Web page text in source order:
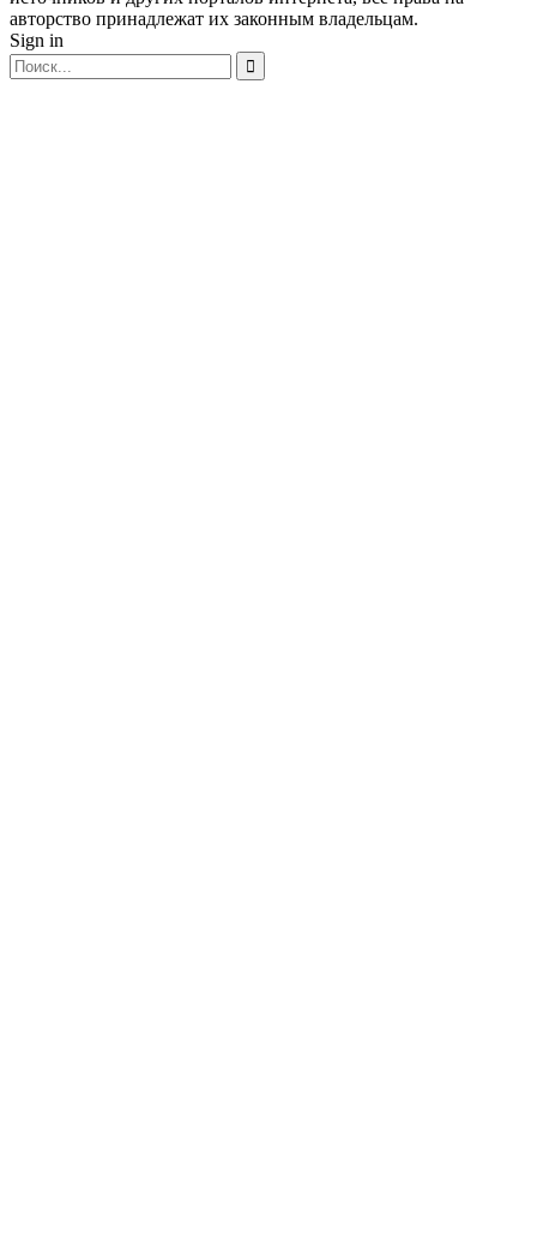
авторство принадлежат их законным владельцам.
Sign in